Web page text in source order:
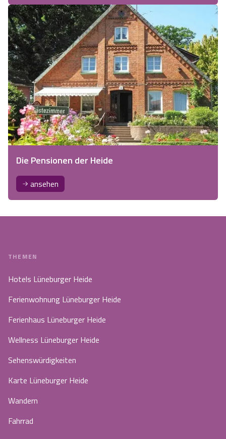
Die Pensionen der Heide
ansehen
THEMEN
Hotels Lüneburger Heide
Ferienwohnung Lüneburger Heide
Ferienhaus Lüneburger Heide
Wellness Lüneburger Heide
Sehenswürdigkeiten
Karte Lüneburger Heide
Wandern
Fahrrad